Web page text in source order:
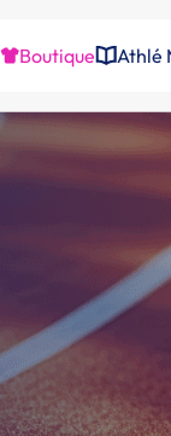
Boutique Athlé